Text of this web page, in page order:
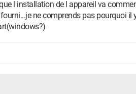
l installation de l appareil va
ne comprends pas pourquoi il